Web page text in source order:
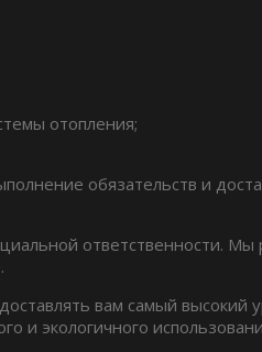
отопления;
обязательств и
ответственности.
вам самый высокий
и экологичного